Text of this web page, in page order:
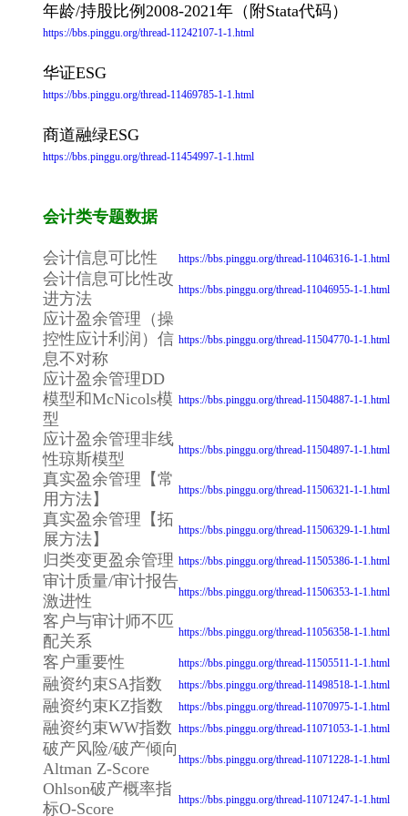
年龄/持股比例2008-2021年（附Stata代码）
https://bbs.pinggu.org/thread-11242107-1-1.html
华证ESG
https://bbs.pinggu.org/thread-11469785-1-1.html
商道融绿ESG
https://bbs.pinggu.org/thread-11454997-1-1.html
会计类专题数据
会计信息可比性 https://bbs.pinggu.org/thread-11046316-1-1.html
会计信息可比性改
进方法
https://bbs.pinggu.org/thread-11046955-1-1.html
应计盈余管理（操
控性应计利润）信
息不对称
https://bbs.pinggu.org/thread-11504770-1-1.html
应计盈余管理DD
模型和McNicols模
型
https://bbs.pinggu.org/thread-11504887-1-1.html
应计盈余管理非线
性琼斯模型
https://bbs.pinggu.org/thread-11504897-1-1.html
真实盈余管理【常
用方法】
https://bbs.pinggu.org/thread-11506321-1-1.html
真实盈余管理【拓
展方法】
https://bbs.pinggu.org/thread-11506329-1-1.html
归类变更盈余管理 https://bbs.pinggu.org/thread-11505386-1-1.html
审计质量/审计报告
激进性
https://bbs.pinggu.org/thread-11506353-1-1.html
客户与审计师不匹
配关系
https://bbs.pinggu.org/thread-11056358-1-1.html
客户重要性 https://bbs.pinggu.org/thread-11505511-1-1.html
融资约束SA指数 https://bbs.pinggu.org/thread-11498518-1-1.html
融资约束KZ指数 https://bbs.pinggu.org/thread-11070975-1-1.html
融资约束WW指数 https://bbs.pinggu.org/thread-11071053-1-1.html
破产风险/破产倾向
Altman Z-Score
https://bbs.pinggu.org/thread-11071228-1-1.html
Ohlson破产概率指
标O-Score
https://bbs.pinggu.org/thread-11071247-1-1.html